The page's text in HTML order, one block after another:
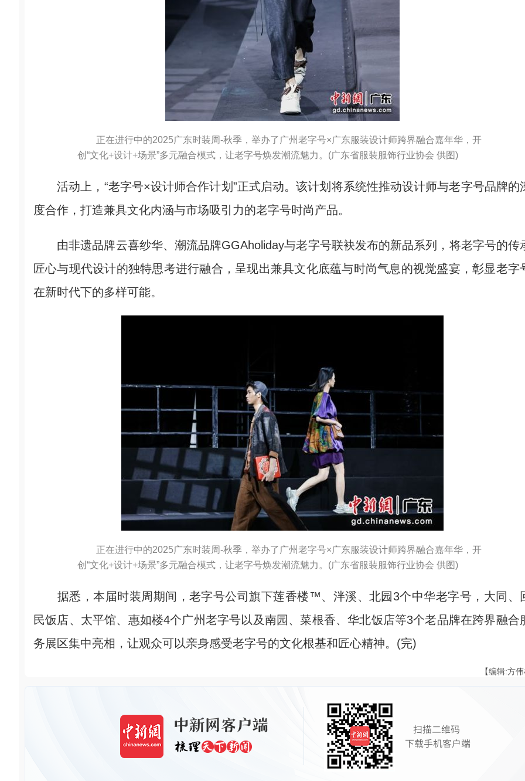
正在进行中的2025广东时装周-秋季，举办了广州老字号×广东服装设计师跨界融合嘉年华，开
创“文化+设计+场景”多元融合模式，让老字号焕发潮流魅力。(广东省服装服饰行业协会 供图)
活动上，“老字号×设计师合作计划”正式启动。该计划将系统性推动设计师与老字号品牌的
度合作，打造兼具文化内涵与市场吸引力的老字号时尚产品。
由非遗品牌云喜纱华、潮流品牌GGAholiday与老字号联袂发布的新品系列，将老字号的传
匠心与现代设计的独特思考进行融合，呈现出兼具文化底蕴与时尚气息的视觉盛宴，彰显老字
在新时代下的多样可能。
正在进行中的2025广东时装周-秋季，举办了广州老字号×广东服装设计师跨界融合嘉年华，开
创“文化+设计+场景”多元融合模式，让老字号焕发潮流魅力。(广东省服装服饰行业协会 供图)
据悉，本届时装周期间，老字号公司旗下莲香楼™、泮溪、北园3个中华老字号，大同、
民饭店、太平馆、惠如楼4个广州老字号以及南园、菜根香、华北饭店等3个老品牌在跨界融合
务展区集中亮相，让观众可以亲身感受老字号的文化根基和匠心精神。(完)
【编辑:方